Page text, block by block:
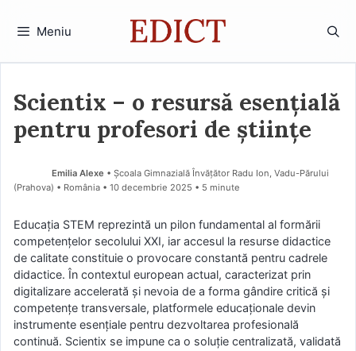
Meniu
Scientix – o resursă esențială
pentru profesori de științe
Emilia Alexe • Școala Gimnazială Învățător Radu Ion, Vadu-Părului
(Prahova) • România
10 decembrie 2025 • 5 minute
Educația STEM reprezintă un pilon fundamental al formării
competențelor secolului XXI, iar accesul la resurse didactice
de calitate constituie o provocare constantă pentru cadrele
didactice. În contextul european actual, caracterizat prin
digitalizare accelerată și nevoia de a forma gândire critică și
competențe transversale, platformele educaționale devin
instrumente esențiale pentru dezvoltarea profesională
continuă. Scientix se impune ca o soluție centralizată, validată